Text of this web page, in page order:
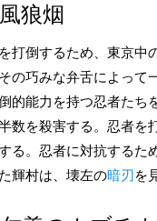
狼烟
を打倒するため、東京中
の巧みな弁舌によっ
的能力を持つ忍者た
数を殺害する。忍者
る。忍者に対抗するた
輝村は、壊左の暗刃を